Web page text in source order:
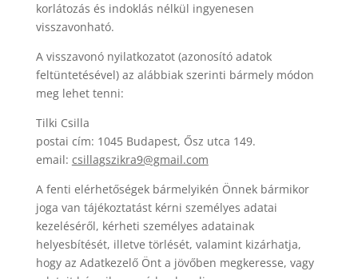
korlátozás és indoklás nélkül ingyenesen
visszavonható.
A visszavonó nyilatkozatot (azonosító adatok
feltüntetésével) az alábbiak szerinti bármely módon
meg lehet tenni:
Tilki Csilla
postai cím: 1045 Budapest, Ősz utca 149.
email: csillagszikra9@gmail.com
A fenti elérhetőségek bármelyikén Önnek bármikor
joga van tájékoztatást kérni személyes adatai
kezeléséről, kérheti személyes adatainak
helyesbítését, illetve törlését, valamint kizárhatja,
hogy az Adatkezelő Önt a jövőben megkeresse, vagy